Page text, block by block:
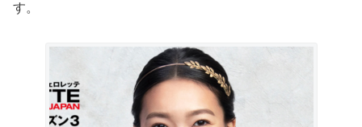
す。